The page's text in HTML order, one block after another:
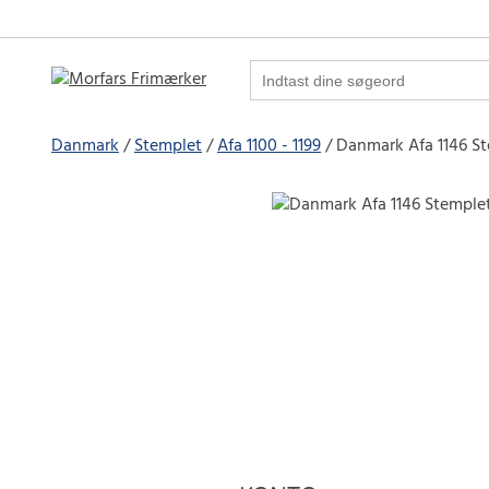
Danmark Stemplet Afa 1100 - 1199 Danmark Afa 1146